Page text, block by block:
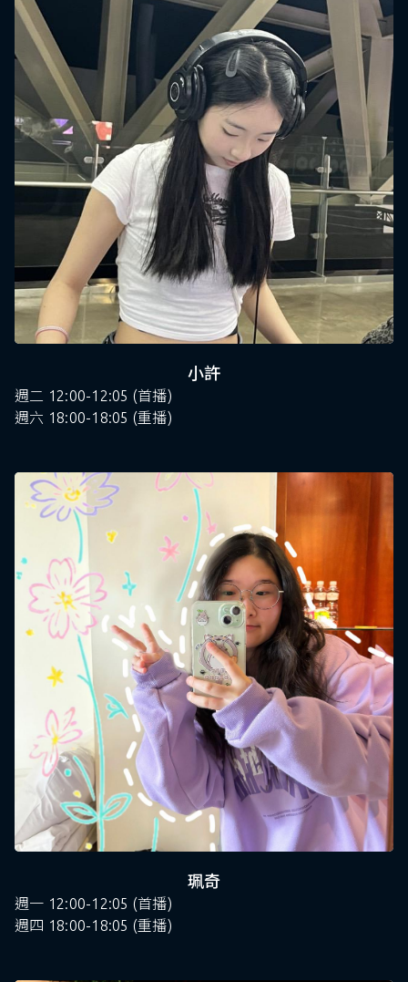
小許
週二 12:00-12:05 (首播)
週六 18:00-18:05 (重播)
珮奇
週一 12:00-12:05 (首播)
週四 18:00-18:05 (重播)